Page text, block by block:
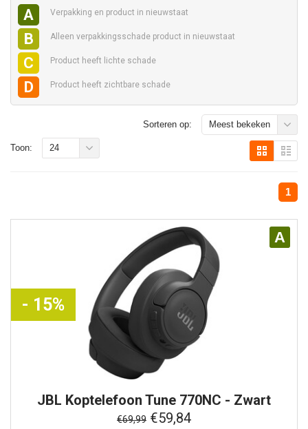
A Verpakking en product in nieuwstaat
B Alleen verpakkingsschade product in nieuwstaat
C Product heeft lichte schade
D Product heeft zichtbare schade
Sorteren op: Meest bekeken
1
Toon: 24
A
- 15%
JBL Koptelefoon Tune 770NC - Zwart
€69,99 €59,84